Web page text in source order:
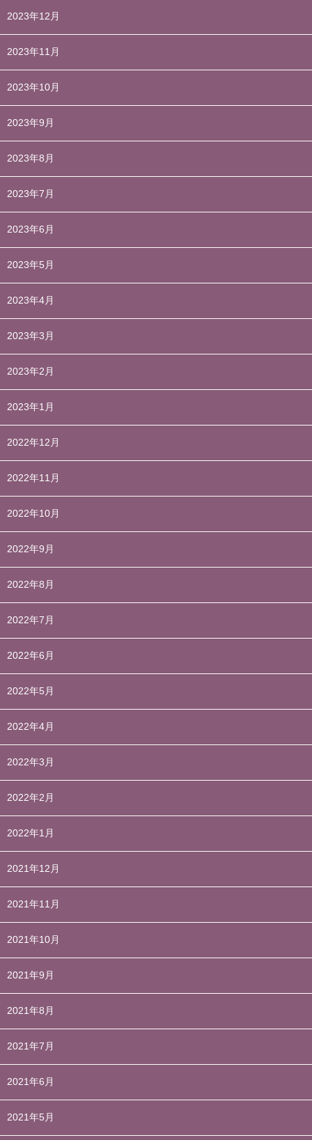
2023年12月
2023年11月
2023年10月
2023年9月
2023年8月
2023年7月
2023年6月
2023年5月
2023年4月
2023年3月
2023年2月
2023年1月
2022年12月
2022年11月
2022年10月
2022年9月
2022年8月
2022年7月
2022年6月
2022年5月
2022年4月
2022年3月
2022年2月
2022年1月
2021年12月
2021年11月
2021年10月
2021年9月
2021年8月
2021年7月
2021年6月
2021年5月